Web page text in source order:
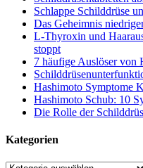
Schlappe Schilddrüse
Das Geheimnis
L-Thyroxin und
stoppt
7 häufige Auslöser von
Hashimoto Symptome
Hashimoto Schub: 10
Die Rolle der
Kategorien